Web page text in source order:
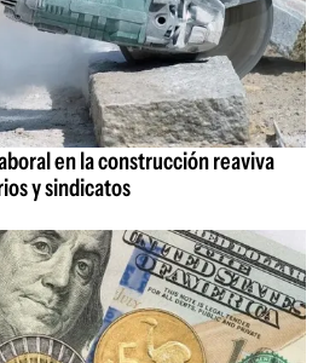
en la construcción reaviva
y sindicatos